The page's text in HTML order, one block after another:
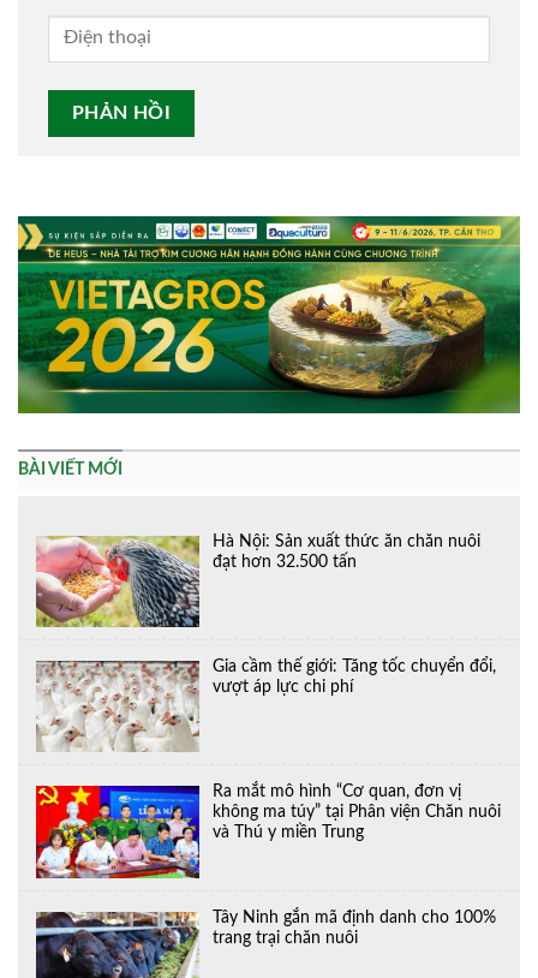
BÀI VIẾT MỚI
Hà Nội: Sản xuất thức ăn chăn nuôi
đạt hơn 32.500 tấn
Gia cầm thế giới: Tăng tốc chuyển đổi,
vượt áp lực chi phí
Ra mắt mô hình “Cơ quan, đơn vị
không ma túy” tại Phân viện Chăn nuôi
và Thú y miền Trung
Tây Ninh gắn mã định danh cho 100%
trang trại chăn nuôi